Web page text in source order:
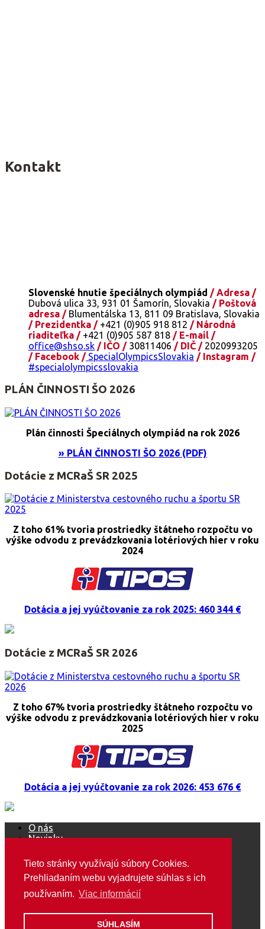
Tieto stránky využívajú súbory Cookies.
Prehliadaním webu vyjadrujete súhlas s ich
používaním. Viac informácií
SÚHLASÍM
Kontakt
Slovenské hnutie špeciálnych olympiád / Adresa /
Dubová ulica 33, 931 01 Šamorín, Slovakia / Poštová
adresa /Blumentálska 13, 811 09 Bratislava, Slovakia
/ Prezidentka /+421 (0)905 918 812 / Národná
riaditeľka /+421 (0)905 587 818 / E-mail /
office@shso.sk / IČO /30811406 / DIČ /2020993205
/ Facebook /SpecialOlympicsSlovakia / Instagram /
#specialolympicsslovakia
PLÁN ČINNOSTI ŠO 2026
Plán činnosti Špeciálnych olympiád na rok 2026
» PLÁN ČINNOSTI ŠO 2026 (PDF)
Dotácie z MCRaŠ SR 2025
Z toho 61% tvoria prostriedky štátneho rozpočtu vo
výške odvodu z prevádzkovania lotériových hier v roku
2024
Dotácia a jej vyúčtovanie za rok 2025: 460 344 €
Dotácie z MCRaŠ SR 2026
Z toho 67% tvoria prostriedky štátneho rozpočtu vo
výške odvodu z prevádzkovania lotériových hier v roku
2025
Dotácia a jej vyúčtovanie za rok 2026: 453 676 €
O nás
Novinky
Mediálne výstupy
Podujatia
Marketing / média
Ako pomôcť?
GDPR